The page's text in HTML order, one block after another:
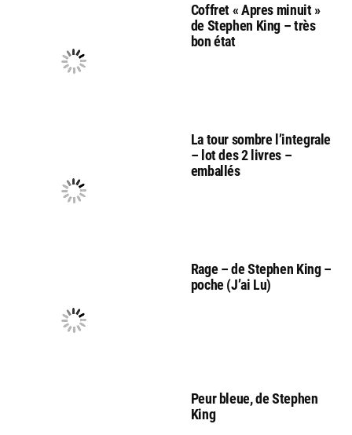
Coffret « Apres minuit »
de Stephen King – très
bon état
La tour sombre l’integrale
– lot des 2 livres –
emballés
Rage – de Stephen King –
poche (J’ai Lu)
Peur bleue, de Stephen
King